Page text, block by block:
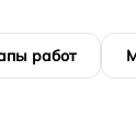
работ